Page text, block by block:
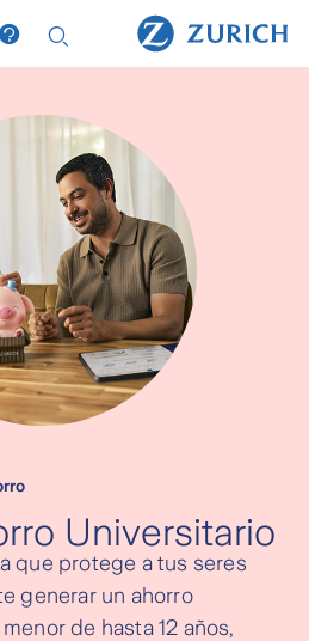
Universitario
que protege a tus seres
generar un ahorro
de hasta 12 años,